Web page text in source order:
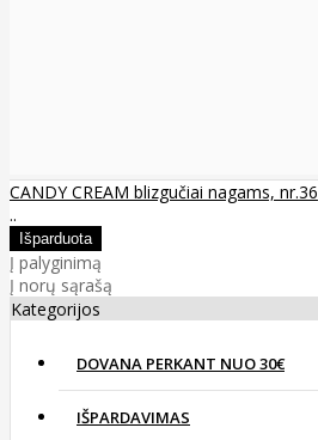
CANDY CREAM blizgučiai nagams, nr.36
..
Į palyginimą
Į norų sąrašą
Kategorijos
DOVANA PERKANT NUO 30€
IŠPARDAVIMAS